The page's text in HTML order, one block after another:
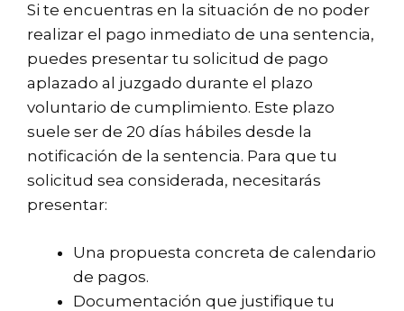
Si te encuentras en la situación de no poder
realizar el pago inmediato de una sentencia,
puedes presentar tu solicitud de pago
aplazado al juzgado durante el plazo
voluntario de cumplimiento. Este plazo
suele ser de 20 días hábiles desde la
notificación de la sentencia. Para que tu
solicitud sea considerada, necesitarás
presentar:
Una propuesta concreta de calendario
de pagos.
Documentación que justifique tu